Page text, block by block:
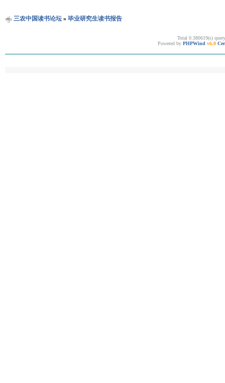
三农中国读书论坛» 毕业研究生读书报告
Total 0.380619(s)
Powered by PHPWind v6.0